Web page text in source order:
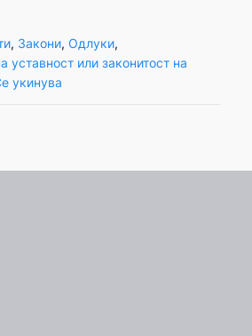
, Закони, Одлуки
или законитост на
укинува